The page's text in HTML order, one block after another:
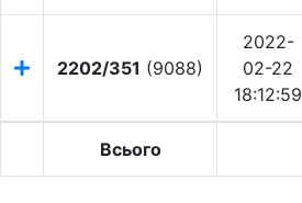
2202/351 (9088)
2022-
02-22
18:12:59
Всього